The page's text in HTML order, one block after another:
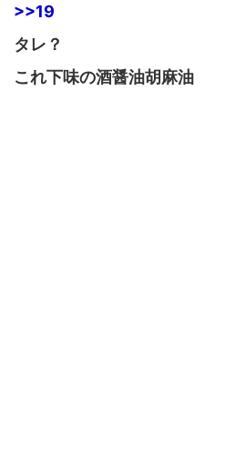
>>19
タレ？
これ下味の酒醤油胡麻油